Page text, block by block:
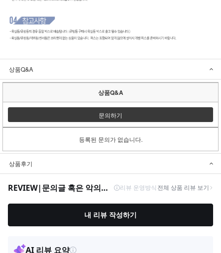
상품Q&A
상품Q&A
문의하기
등록된 문의가 없습니다.
상품후기